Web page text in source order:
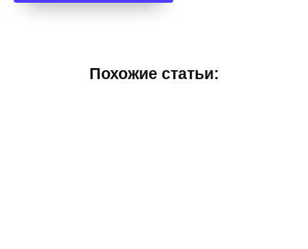
Похожие статьи: